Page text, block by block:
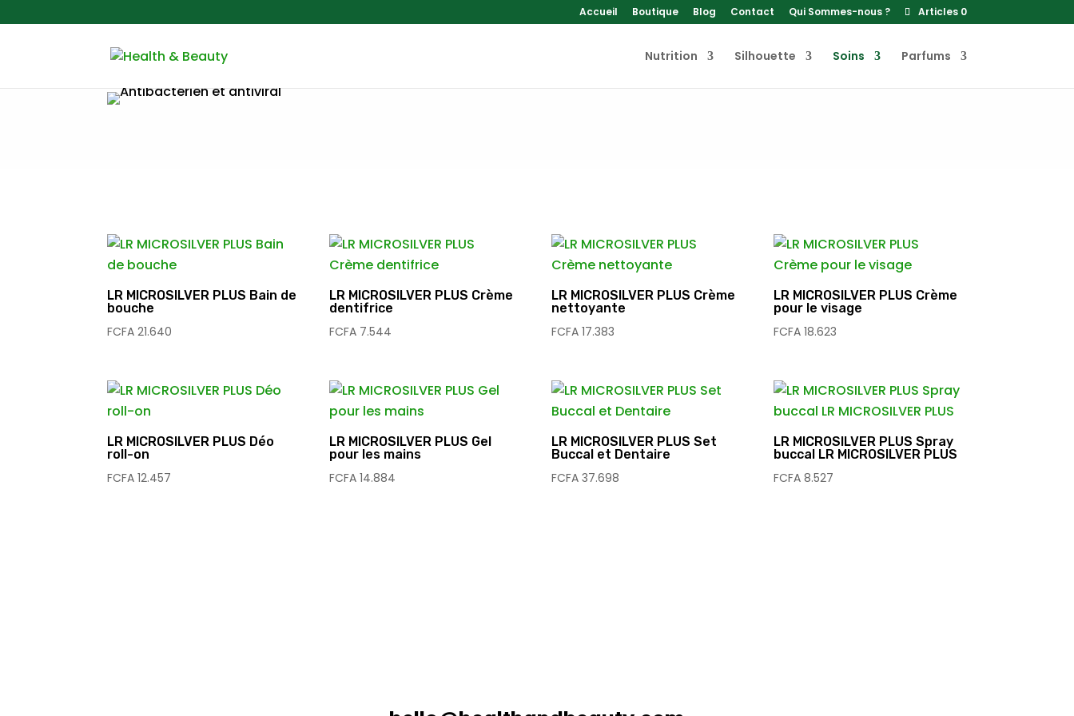
Accueil Boutique Blog Contact Qui Sommes-nous ? Articles 0
Nutrition Silhouette Soins Parfums
LR MICROSILVER PLUS Bain de
bouche
FCFA 21.640
LR MICROSILVER PLUS Crème
dentifrice
FCFA 7.544
LR MICROSILVER PLUS Crème
nettoyante
FCFA 17.383
LR MICROSILVER PLUS Crème
pour le visage
FCFA 18.623
LR MICROSILVER PLUS Déo
roll-on
FCFA 12.457
LR MICROSILVER PLUS Gel
pour les mains
FCFA 14.884
LR MICROSILVER PLUS Set
Buccal et Dentaire
FCFA 37.698
LR MICROSILVER PLUS Spray
buccal LR MICROSILVER PLUS
FCFA 8.527